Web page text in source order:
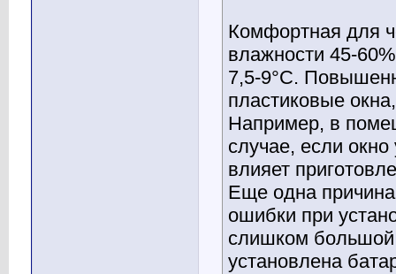
Комфортная для
влажности 45-
7,5-9°С.
пластиковые
Например, в
случае, если
влияет
Еще одна
ошибки при
слишком
установлена